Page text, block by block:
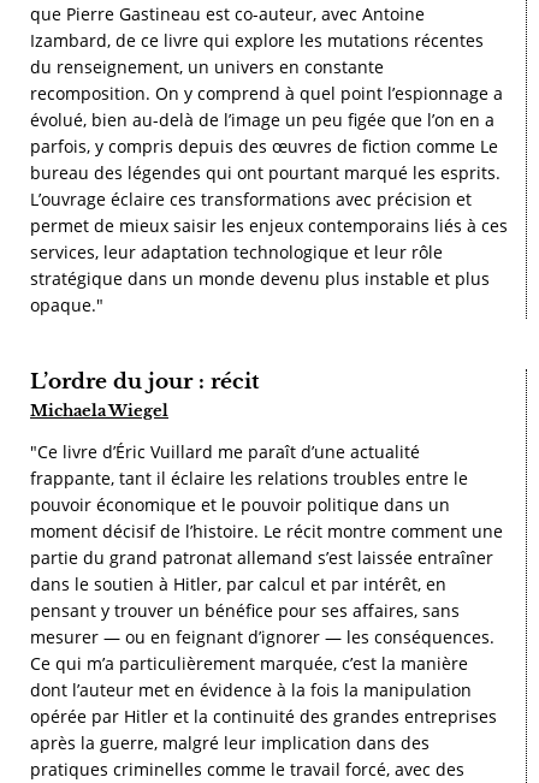
que Pierre Gastineau est co-auteur, avec Antoine
Izambard, de ce livre qui explore les mutations récentes
du renseignement, un univers en constante
recomposition. On y comprend à quel point l’espionnage a
évolué, bien au-delà de l’image un peu figée que l’on en a
parfois, y compris depuis des œuvres de fiction comme Le
bureau des légendes qui ont pourtant marqué les esprits.
L’ouvrage éclaire ces transformations avec précision et
permet de mieux saisir les enjeux contemporains liés à ces
services, leur adaptation technologique et leur rôle
stratégique dans un monde devenu plus instable et plus
opaque."
L’ordre du jour : récit
Michaela Wiegel
"Ce livre d’Éric Vuillard me paraît d’une actualité
frappante, tant il éclaire les relations troubles entre le
pouvoir économique et le pouvoir politique dans un
moment décisif de l’histoire. Le récit montre comment une
partie du grand patronat allemand s’est laissée entraîner
dans le soutien à Hitler, par calcul et par intérêt, en
pensant y trouver un bénéfice pour ses affaires, sans
mesurer — ou en feignant d’ignorer — les conséquences.
Ce qui m’a particulièrement marquée, c’est la manière
dont l’auteur met en évidence à la fois la manipulation
opérée par Hitler et la continuité des grandes entreprises
après la guerre, malgré leur implication dans des
pratiques criminelles comme le travail forcé, avec des